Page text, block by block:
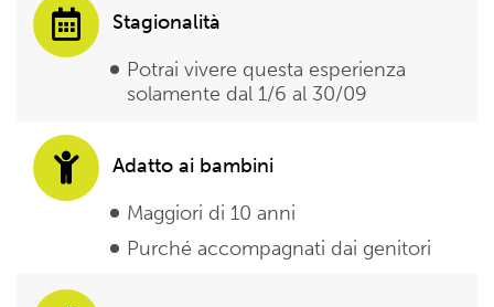
Stagionalità
Potrai vivere questa esperienza
solamente dal 1/6 al 30/09
Adatto ai bambini
Maggiori di 10 anni
Purché accompagnati dai genitori